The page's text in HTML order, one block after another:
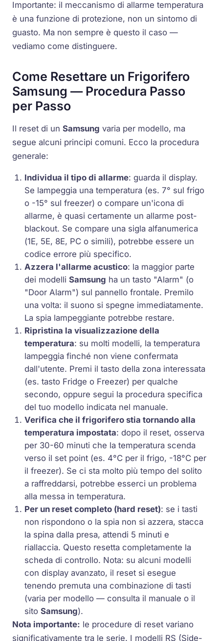
Importante: il meccanismo di allarme temperatura
è una funzione di protezione, non un sintomo di
guasto. Ma non sempre è questo il caso —
vediamo come distinguere.
Come Resettare un Frigorifero
Samsung — Procedura Passo
per Passo
Il reset di unSamsung varia per modello, ma
segue alcuni principi comuni. Ecco la procedura
generale:
Individua il tipo di allarme: guarda il display.
Se lampeggia una temperatura (es.7° sul frigo
o -15° sul freezer) o compare un'icona di
allarme, è quasi certamente un allarme post-
blackout. Se compare una sigla alfanumerica
(1E, 5E, 8E, PC o simili), potrebbe essere un
codice errore più specifico.
Azzera l'allarme acustico: la maggior parte
dei modelliSamsung ha un tasto "Alarm" (o
"Door Alarm") sul pannello frontale. Premilo
una volta: il suono si spegne immediatamente.
La spia lampeggiante potrebbe restare.
Ripristina la visualizzazione della
temperatura: su molti modelli, la temperatura
lampeggia finché non viene confermata
dall'utente. Premi il tasto della zona interessata
(es. tasto Fridge o Freezer) per qualche
secondo, oppure segui la procedura specifica
del tuo modello indicata nel manuale.
Verifica che il frigorifero stia tornando alla
temperatura impostata: dopo il reset, osserva
per 30-60 minuti che la temperatura scenda
verso il set point (es. 4°C per il frigo, -18°C per
il freezer). Se ci sta molto più tempo del solito
a raffreddarsi, potrebbe esserci un problema
alla messa in temperatura.
Per un reset completo (hard reset): se i tasti
non rispondono o la spia non si azzera, stacca
la spina dalla presa, attendi 5 minuti e
riallaccia. Questo resetta completamente la
scheda di controllo. Nota: su alcuni modelli
con display avanzato, il reset si esegue
tenendo premuta una combinazione di tasti
(varia per modello — consulta il manuale o il
sitoSamsung).
Nota importante: le procedure di reset variano
significativamente tra le serie. I modelli RS (Side-